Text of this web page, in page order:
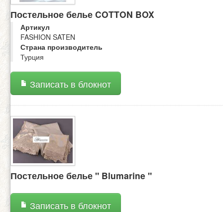
Постельное белье COTTON BOX
Артикул
FASHION SATEN
Страна производитель
Турция
Записать в блокнот
Постельное белье " Blumarine "
Записать в блокнот